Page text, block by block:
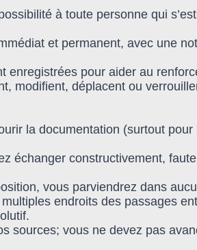
à toute personne qui
et permanent, avec une
enregistrées pour aider au
modifient, déplacent ou
la documentation (surtout
échanger constructivement,
vous parviendrez dans
endroits des passages
sources; vous ne devez pas